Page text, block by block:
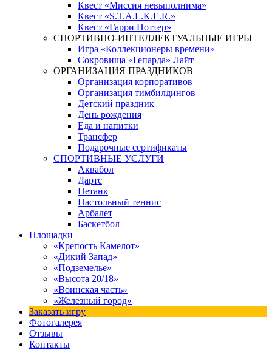
Квест «Миссия невыполнима»
Квест «S.T.A.L.K.E.R.»
Квест «Гарри Поттер»
СПОРТИВНО-ИНТЕЛЛЕКТУАЛЬНЫЕ ИГРЫ
Игра «Коллекционеры времени»
Сокровища «Гепарда» Лайт
ОРГАНИЗАЦИЯ ПРАЗДНИКОВ
Организация корпоративов
Организация тимбилдингов
Детский праздник
День рождения
Еда и напитки
Трансфер
Подарочные сертификаты
СПОРТИВНЫЕ УСЛУГИ
Аквабол
Дартс
Петанк
Настольный теннис
Арбалет
Баскетбол
Площадки
«Крепость Камелот»
«Дикий Запад»
«Подземелье»
«Высота 20/18»
«Воинская часть»
«Железный город»
Заказать игру
Фотогалерея
Отзывы
Контакты